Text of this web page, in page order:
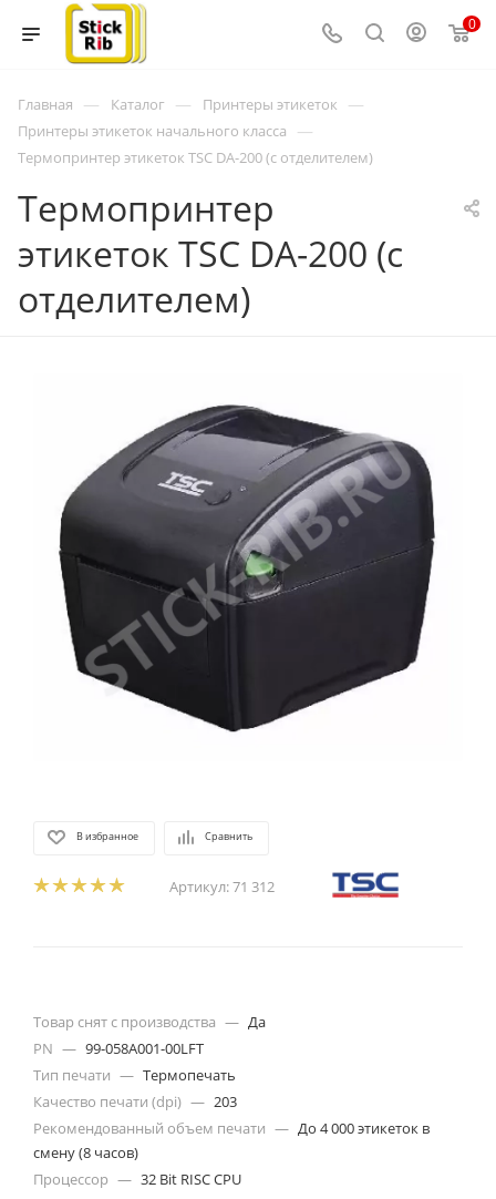
0
Главная — Каталог — Принтеры этикеток —
Принтеры этикеток начального класса —
Термопринтер этикеток TSC DA-200 (с отделителем)
Термопринтер
этикеток TSC DA-200 (с
отделителем)
В избранное Сравнить
Артикул:71 312
Товар снят с производства — Да
PN — 99-058A001-00LFT
Тип печати — Термопечать
Качество печати (dpi) — 203
Рекомендованный объем печати — До 4 000 этикеток в
смену (8 часов)
Процессор — 32 Bit RISC CPU